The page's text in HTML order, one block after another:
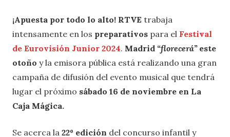
¡Apuesta por todo lo alto! RTVE trabaja
intensamente en los preparativos para el Festival
de Eurovisión Junior 2024. Madrid “florecerá”este
otoño y la emisora pública está realizando una gran
campaña de difusión del evento musical que tendrá
lugar el próximo sábado 16 de noviembre en La
Caja Mágica.
Se acerca la 22º edición del concurso infantil y